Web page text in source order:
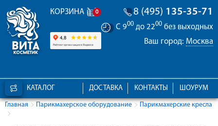
КОРЗИНА 0 8 (495) 135-35-71
С 900 до 2200 без выходных
Ваш город: Москва
КАТАЛОГ ШОУРУМ
КОНТАКТЫ
ДОСТАВКА
Главная Парикмахерское оборудование Парикмахерские кресла